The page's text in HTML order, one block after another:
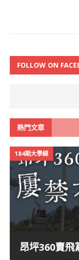
FOLLOW ON
熱門文章
184期大學線
昂坪360賣